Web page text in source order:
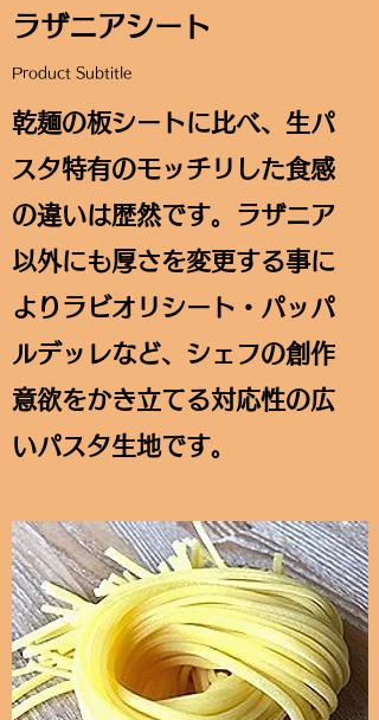
ラザニアシート
Product Subtitle
​​乾麺の板シートに比べ、生パ
スタ特有のモッチリした食感
の違いは歴然です。ラザニア
以外にも厚さを変更する事に
よりラビオリシート・パッパ
ルデッレなど、シェフの創作
意欲をかき立てる対応性の広
いパスタ生地です。